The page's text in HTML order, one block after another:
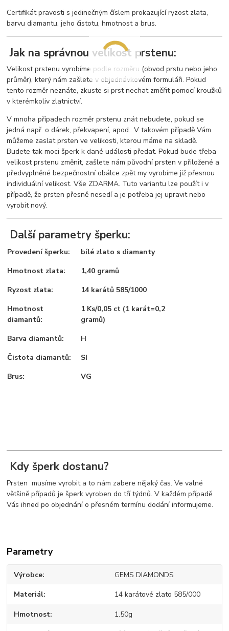
Certifikát pravosti s jedinečným číslem prokazující ryzost zlata,
barvu diamantu, jeho čistotu, hmotnost a brus.
Jak na správnou velikost prstenu:
Velikost prstenu vyrobíme podle rozměru (obvod prstu nebo jeho
průměr), který nám zašlete v objednávkovém formuláři. Pokud
tento rozměr neznáte, zkuste si prst nechat změřit pomocí kroužků
v kterémkoliv zlatnictví.
V mnoha případech rozměr prstenu znát nebudete, pokud se
jedná např. o dárek, překvapení, apod.. V takovém případě Vám
můžeme zaslat prsten ve velikosti, kterou máme na skladě.
Budete tak moci šperk k dané události předat. Pokud bude třeba
velikost prstenu změnit, zašlete nám původní prsten v přiložené a
předvyplněné bezpečnostní obálce zpět my vyrobíme již přesnou
individuální velikost. Vše ZDARMA. Tuto variantu lze použít i v
případě, že prsten přesně nesedí a je potřeba jej upravit nebo
vyrobit nový.
Další parametry šperku:
Provedení šperku:
bílé zlato s diamanty
Hmotnost zlata:
1,40 gramů
Ryzost zlata:
14 karátů 585/1000
Hmotnost
diamantů:
1 Ks/0,05 ct (1 karát=0,2
gramů)
Barva diamantů:
H
Čistota diamantů:
SI
Brus:
VG
Kdy šperk dostanu?
Prsten musíme vyrobit a to nám zabere nějaký čas. Ve valné
většině případů je šperk vyroben do tří týdnů. V každém případě
Vás ihned po objednání o přesném termínu dodání informujeme.
Parametry
Výrobce GEMS DIAMONDS
Materiál 14 karátové zlato 585/000
Hmotnost 1.50g